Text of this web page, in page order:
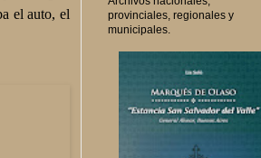
el auto, el
provinciales, regionales y
municipales.